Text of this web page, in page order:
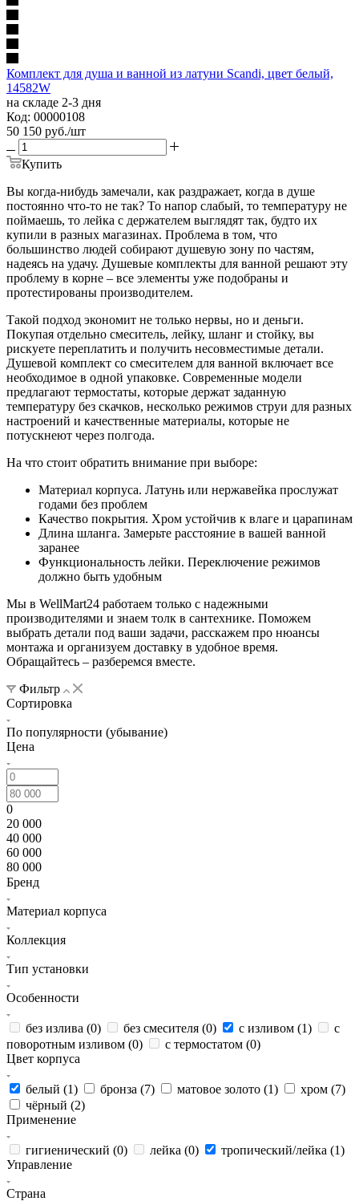
Комплект для душа и ванной из латуни Scandi, цвет белый,
14582W
на складе 2-3 дня
Код: 00000108
50 150 руб./шт
Купить
Вы когда-нибудь замечали, как раздражает, когда в душе
постоянно что-то не так? То напор слабый, то температуру не
поймаешь, то лейка с держателем выглядят так, будто их
купили в разных магазинах. Проблема в том, что
большинство людей собирают душевую зону по частям,
надеясь на удачу. Душевые комплекты для ванной решают эту
проблему в корне – все элементы уже подобраны и
протестированы производителем.
Такой подход экономит не только нервы, но и деньги.
Покупая отдельно смеситель, лейку, шланг и стойку, вы
рискуете переплатить и получить несовместимые детали.
Душевой комплект со смесителем для ванной включает все
необходимое в одной упаковке. Современные модели
предлагают термостаты, которые держат заданную
температуру без скачков, несколько режимов струи для разных
настроений и качественные материалы, которые не
потускнеют через полгода.
На что стоит обратить внимание при выборе:
Материал корпуса. Латунь или нержавейка прослужат
годами без проблем
Качество покрытия. Хром устойчив к влаге и царапинам
Длина шланга. Замерьте расстояние в вашей ванной
заранее
Функциональность лейки. Переключение режимов
должно быть удобным
Мы в WellMart24 работаем только с надежными
производителями и знаем толк в сантехнике. Поможем
выбрать детали под ваши задачи, расскажем про нюансы
монтажа и организуем доставку в удобное время.
Обращайтесь – разберемся вместе.
Фильтр
Сортировка
По популярности (убывание)
Цена
0
20 000
40 000
60 000
80 000
Бренд
Материал корпуса
Коллекция
Тип установки
Особенности
без излива (0) без смесителя (0) с изливом (1)
с
поворотным изливом (0) с термостатом (0)
Цвет корпуса
белый (1) бронза (7) матовое золото (1) хром (7)
чёрный (2)
Применение
гигиенический (0) лейка (0) тропический/лейка (1)
Управление
Страна